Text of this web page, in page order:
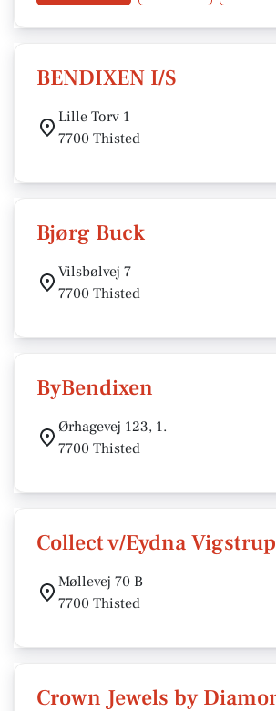
BENDIXEN I/S
Lille Torv 1
7700 Thisted
Bjørg Buck
Vilsbølvej 7
7700 Thisted
ByBendixen
Ørhagevej 123, 1.
7700 Thisted
Collect v/Eydna
Møllevej 70 B
7700 Thisted
Crown Jewels by